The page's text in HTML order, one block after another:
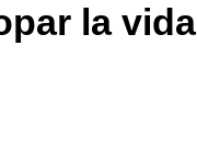
la vida